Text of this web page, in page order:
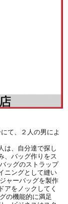
て、２人の男によ
は、自分達で探し
、バッグ作りをス
ッグのストラップ
ニングとして縫い
ャーバッグを製作
アをノックしてく
の機能的に満足